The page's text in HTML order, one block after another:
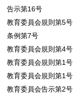
告示第16号
教育委員会規則第5号
条例第7号
教育委員会規則第4号
教育委員会規則第1号
教育委員会規則第1号
教育委員会告示第2号